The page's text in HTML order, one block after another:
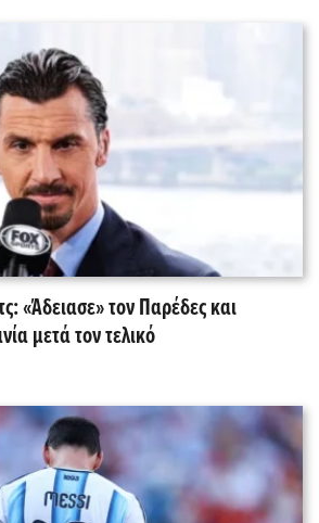
«Άδειασε» τον Παρέδες και
μετά τον τελικό